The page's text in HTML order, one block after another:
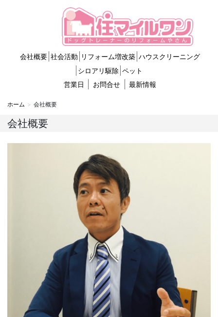
会社概要 社会活動 リフォーム増改築 ハウスクリーニング
シロアリ駆除 ペット
営業日
お問合せ 最新情報
ホーム 会社概要
会社概要